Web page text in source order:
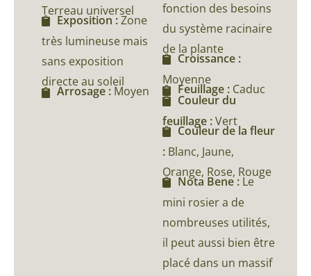
Terreau universel
Exposition :Zone
très lumineuse mais
sans exposition
directe au soleil
Arrosage : Moyen
fonction des besoins
du système racinaire
de la plante
Croissance :
Moyenne
Feuillage : Caduc
Couleur du
feuillage :Vert
Couleur de la fleur
: Blanc, Jaune,
Orange, Rose, Rouge
Nota Bene : Le
mini rosier a de
nombreuses utilités,
il peut aussi bien être
placé dans un massif